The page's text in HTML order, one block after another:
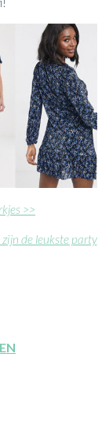
>>
de leukste party